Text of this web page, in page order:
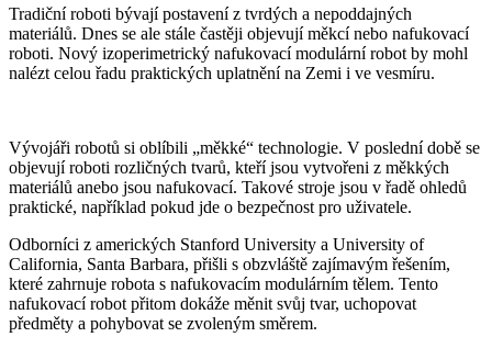
Tradiční roboti bývají postavení z tvrdých a nepoddajných
materiálů. Dnes se ale stále častěji objevují měkcí nebo nafukovací
roboti. Nový izoperimetrický nafukovací modulární robot by mohl
nalézt celou řadu praktických uplatnění na Zemi i ve vesmíru.
Vývojáři robotů si oblíbili „měkké“ technologie. V poslední době se
objevují roboti rozličných tvarů, kteří jsou vytvořeni z měkkých
materiálů anebo jsou nafukovací. Takové stroje jsou v řadě ohledů
praktické, například pokud jde o bezpečnost pro uživatele.
Odborníci z amerických Stanford University a University of
California, Santa Barbara, přišli s obzvláště zajímavým řešením,
které zahrnuje robota s nafukovacím modulárním tělem. Tento
nafukovací robot přitom dokáže měnit svůj tvar, uchopovat
předměty a pohybovat se zvoleným směrem.